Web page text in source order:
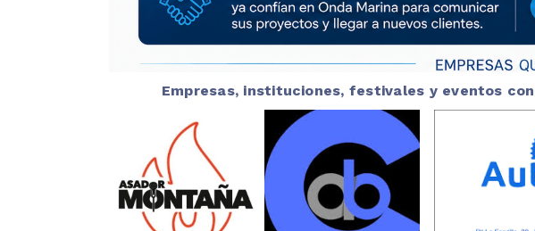
Empresas, instituciones, festivales y eventos